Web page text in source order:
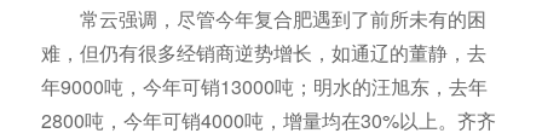
常云强调，尽管今年复合肥遇到了前所未有的困
难，但仍有很多经销商逆势增长，如通辽的董静，去
年9000吨，今年可销13000吨；明水的汪旭东，去年
2800吨，今年可销4000吨，增量均在30%以上。齐齐